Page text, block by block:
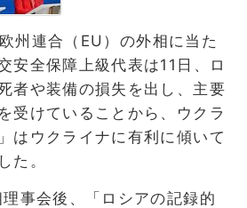
州連合（EU）の外相に当た
安全保障上級代表は11日、ロ
者や装備の損失を出し、主要
受けていることから、ウクラ
はウクライナに有利に傾いて
た。
事会後、「ロシアの記録的